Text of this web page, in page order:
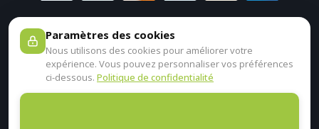
Paramètres des cookies
Nous utilisons des cookies pour améliorer votre
expérience. Vous pouvez personnaliser vos préférences
ci-dessous. Politique de confidentialité